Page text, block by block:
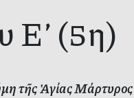
Ε’ (5η)
τῆς Ἁγίας